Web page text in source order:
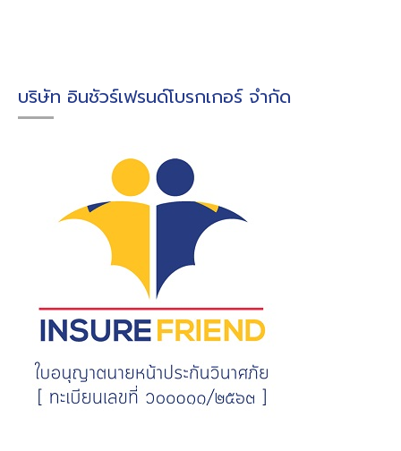
บริษัท อินชัวร์เฟรนด์โบรกเกอร์ จำกัด